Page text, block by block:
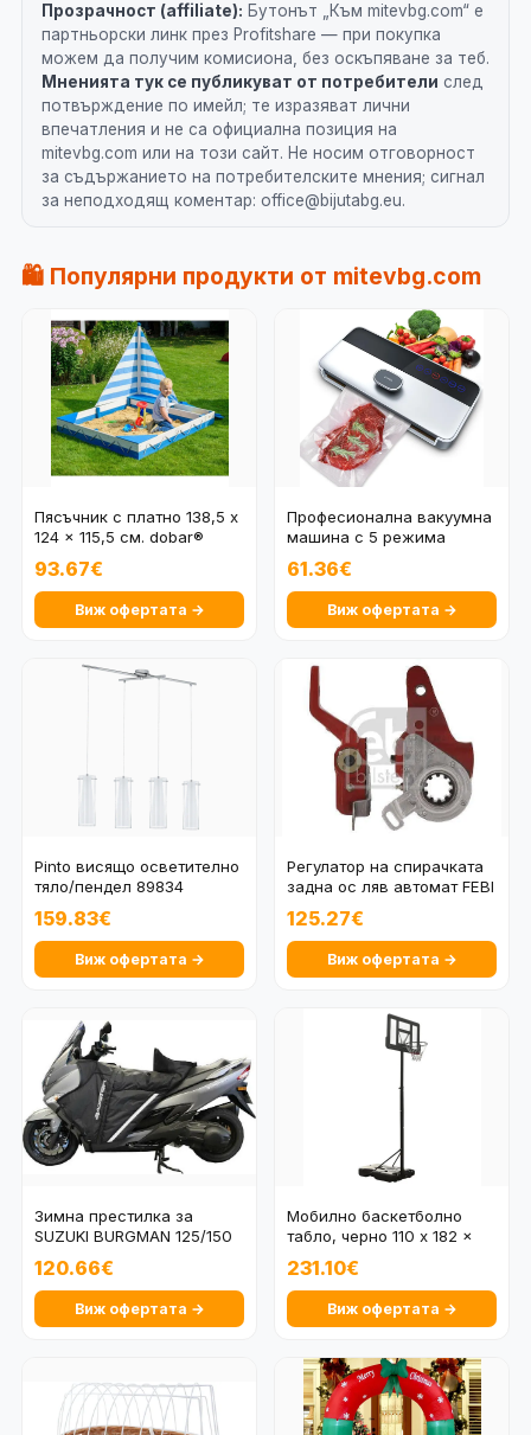
Прозрачност (affiliate): Бутонът „Към mitevbg.com“ е
партньорски линк през Profitshare — при покупка
можем да получим комисиона, без оскъпяване за теб.
Мненията тук се публикуват от потребители след
потвърждение по имейл; те изразяват лични
впечатления и не са официална позиция на
mitevbg.com или на този сайт. Не носим отговорност
за съдържанието на потребителските мнения; сигнал
за неподходящ коментар: office@bijutabg.eu.
🛍️ Популярни продукти от mitevbg.com
Пясъчник с платно 138,5 x
124 x 115,5 см. dobar®
93.67€
Виж офертата →
Професионална вакуумна
машина с 5 режима
61.36€
Виж офертата →
Pinto висящо осветително
тяло/пендел 89834
159.83€
Виж офертата →
Регулатор на спирачката
задна ос ляв автомат FEBI
125.27€
Виж офертата →
Зимна престилка за
SUZUKI BURGMAN 125/150
4551B
120.66€
Виж офертата →
Мобилно баскетболно
табло, черно 110 x 182 x
360 см.
231.10€
Виж офертата →